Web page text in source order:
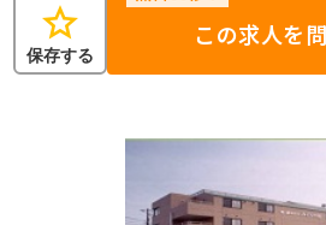
star
保存する
この求人を